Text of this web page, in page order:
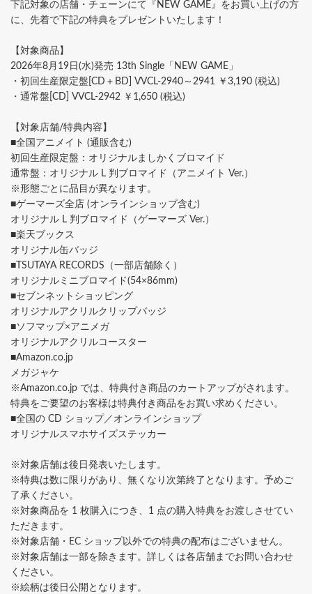
下記対象の店舗・チェーンにて『NEW GAME』をお買い上げの方
に、先着で下記の特典をプレゼントいたします！
【対象商品】
2026年8月19日(水)発売 13th Single「NEW GAME」
・初回生産限定盤[CD＋BD] VVCL-2940～2941 ￥3,190 (税込)
・通常盤[CD] VVCL-2942 ￥1,650 (税込)
【対象店舗/特典内容】
■全国アニメイト (通販含む)
初回生産限定盤：オリジナルましかくブロマイド
通常盤：オリジナル L 判ブロマイド（アニメイト Ver.）
※形態ごとに品目が異なります。
■ゲーマーズ全店 (オンラインショップ含む)
オリジナル L 判ブロマイド（ゲーマーズ Ver.）
■楽天ブックス
オリジナル缶バッジ
■TSUTAYA RECORDS（一部店舗除く）
オリジナルミニブロマイド(54×86mm)
■セブンネットショッピング
オリジナルアクリルクリップバッジ
■ソフマップ×アニメガ
オリジナルアクリルコースター
■Amazon.co.jp
メガジャケ
※Amazon.co.jp では、特典付き商品のカートアップがされます。
特典をご要望のお客様は特典付き商品をお買い求めください。
■全国の CD ショップ／オンラインショップ
オリジナルスマホサイズステッカー
※対象店舗は後日発表いたします。
※特典は数に限りがあり、無くなり次第終了となります。予めご
了承ください。
※対象商品を 1 枚購入につき、1 点の購入特典をお渡しさせてい
ただきます。
※対象店舗・EC ショップ以外での特典の配布はございません。
※対象店舗は一部を除きます。詳しくは各店舗までお問い合わせ
ください。
※絵柄は後日公開となります。